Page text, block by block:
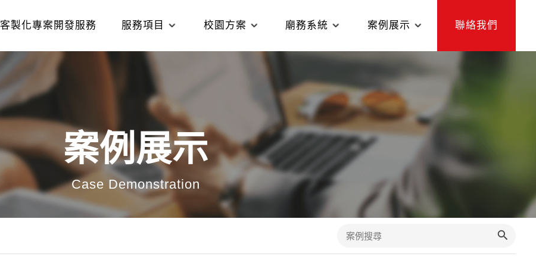
客製化專案開發服務 服務項目 校園方案 廟務系統 案例展示 聯絡我們
案例展示
Case Demonstration